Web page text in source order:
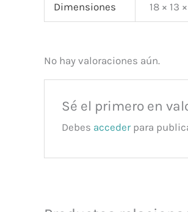
Dimensiones 18 × 13
No hay valoraciones aún.
Sé el primero en
Debes acceder para